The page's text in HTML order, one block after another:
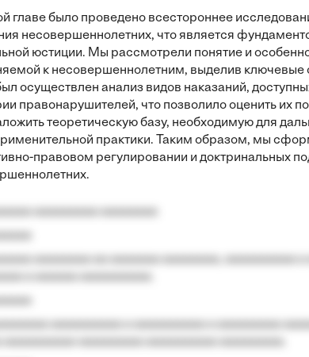
главе было проведено всестороннее
несовершеннолетних, что является
юстиции. Мы рассмотрели понятие и
к несовершеннолетним, выделив ключевые
осуществлен анализ видов наказаний,
правонарушителей, что позволило оценить их
теоретическую базу, необходимую для
практики. Таким образом, мы
правовом регулировании и доктринальных